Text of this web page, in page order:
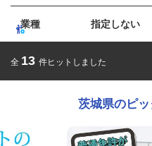
業種 指定しない
全 13 件ヒットしました
茨城県のピ